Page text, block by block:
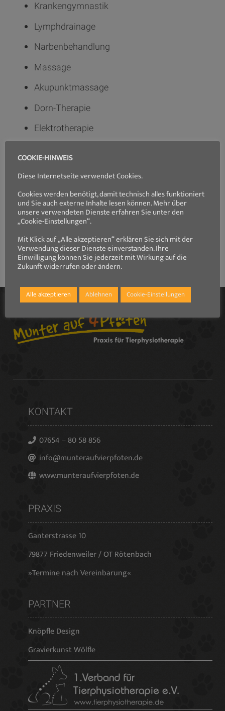
Krankengymnastik
Lymphdrainage
Narbenbehandlung
Massage
Akupunktmassage
Dorn-Therapie
Elektrotherapie
„Alter Hund – na und“ – Kurs, der bessere
Umgang mit den Hundesenioren
„Ein Welpe kommt ins Haus“ – das richtige
Bewegungsprogramm für den Welpen
KONTAKT
07654 – 80 58 856
info@munteraufvierpfoten.de
www.munteraufvierpfoten.de
PRAXIS
Ganterstrasse 10
79877 Friedenweiler / OT Rötenbach
»Termine nach Vereinbarung«
PARTNER
Knöpfle Design
Gravierkunst Wölfle
COOKIE-HINWEIS
Diese Internetseite verwendet Cookies.
Cookies werden benötigt, damit technisch alles funktioniert
und Sie auch externe Inhalte lesen können. Mehr über
unsere verwendeten Dienste erfahren Sie unter den
„Cookie-Einstellungen“.
Mit Klick auf „Alle akzeptieren“ erklären Sie sich mit der
Verwendung dieser Dienste einverstanden. Ihre
Einwilligung können Sie jederzeit mit Wirkung auf die
Zukunft widerrufen oder ändern.
Alle akzeptieren Ablehnen Cookie-Einstellungen